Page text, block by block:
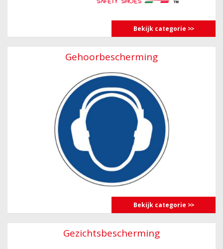
Bekijk categorie
Gehoorbescherming
Bekijk categorie
Gezichtsbescherming